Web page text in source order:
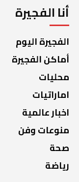
أنا الفجيرة
الفجيرة اليوم
أماكن الفجيرة
محليات
اماراتيات
اخبار عالمية
منوعات وفن
صحة
رياضة